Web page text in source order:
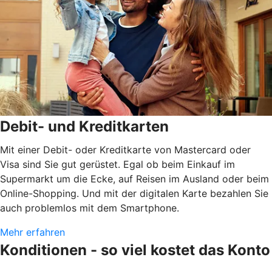
Debit- und Kreditkarten
Mit einer Debit- oder Kreditkarte von Mastercard oder
Visa sind Sie gut gerüstet. Egal ob beim Einkauf im
Supermarkt um die Ecke, auf Reisen im Ausland oder beim
Online-Shopping. Und mit der digitalen Karte bezahlen Sie
auch problemlos mit dem Smartphone.
Mehr erfahren
Konditionen - so viel kostet das Konto